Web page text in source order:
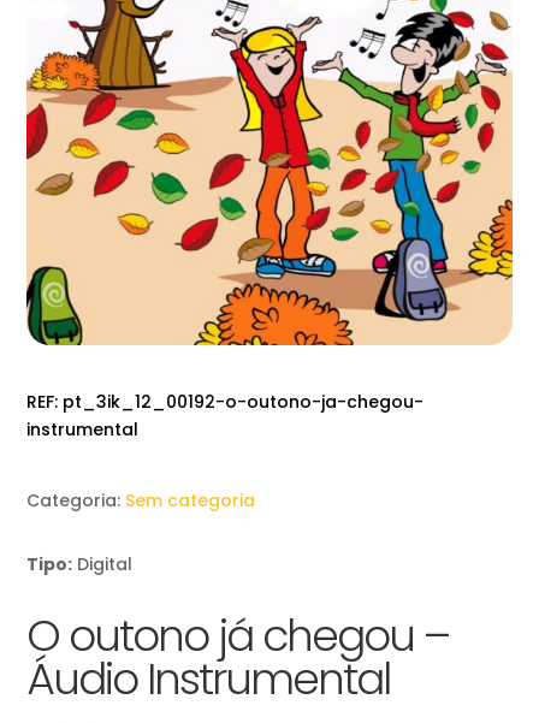
REF: pt_3ik_12_00192-o-outono-ja-chegou-
instrumental
Categoria: Sem categoria
Tipo: Digital
O outono já chegou –
Áudio Instrumental